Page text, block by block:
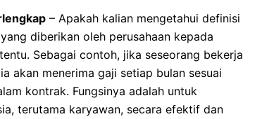
– Apakah kalian mengetahui definisi
diberikan oleh perusahaan kepada
Sebagai contoh, jika seseorang bekerja
akan menerima gaji setiap bulan sesuai
kontrak. Fungsinya adalah untuk
terutama karyawan, secara efektif dan